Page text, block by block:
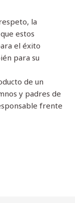
la
estos
el éxito
para su
de un
y padres de
frente